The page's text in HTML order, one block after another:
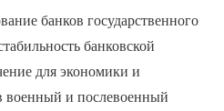
банков государственного
банковской
для экономики и
военный и послевоенный